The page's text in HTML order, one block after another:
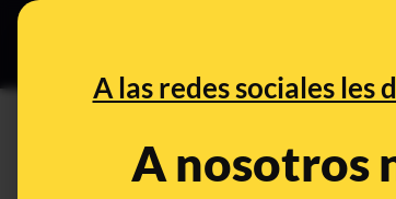
A las redes sociales les
A nosotros
No, no es cierto que